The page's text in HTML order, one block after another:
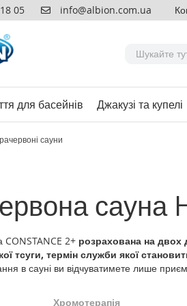
05 info@albion.com.ua
для басейнів Джакузі та купелі
сауни
сауна
CONSTANCE 2+ розрахована на двох
тсуги, термін служби якої
в сауні ви відчуватимете лише
Хромотерапія